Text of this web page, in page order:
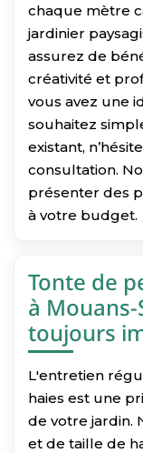
chaque mètre
jardinier
assurez de
créativité et
vous avez une
souhaitez
existant,
consultation.
présenter des
à votre budget.
Tonte de
à
toujours
L'entretien
haies est une
de votre jardin.
et de taille de